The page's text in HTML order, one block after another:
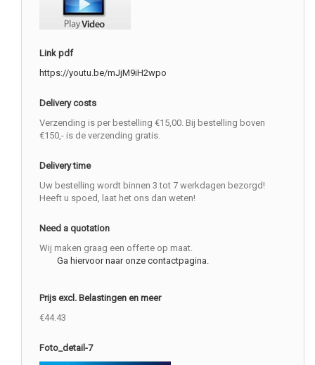
Link pdf
https://youtu.be/mJjM9iH2wpo
Delivery costs
Verzending is per bestelling €15,00. Bij bestelling boven
€150,- is de verzending gratis.
Delivery time
Uw bestelling wordt binnen 3 tot 7 werkdagen bezorgd!
Heeft u spoed, laat het ons dan weten!
Need a quotation
Wij maken graag een offerte op maat.
Ga hiervoor naar onze contactpagina.
Prijs excl. Belastingen en meer
€44.43
Foto_detail-7